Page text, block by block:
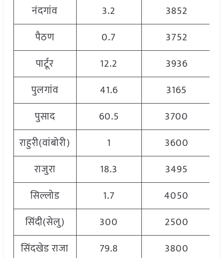
नंदगांव
3.2
3852
पैठण
0.7
3752
पार्टूर
12.2
3936
पुलगांव
41.6
3165
पुसाद
60.5
3700
राहुरी(वांबोरी)
1
3600
राजुरा
18.3
3495
सिल्लोड
1.7
4050
सिंदी(सेलु)
300
2500
सिंदखेड राजा
79.8
3800